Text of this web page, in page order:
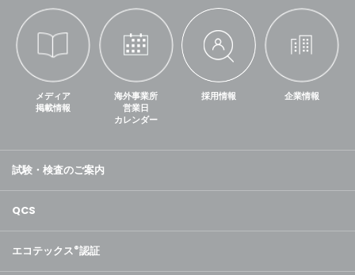
メディア
掲載情報
海外事業所
営業日
カレンダー
採用情報 企業情報
試験・検査のご案内
QCS
エコテックス®認証